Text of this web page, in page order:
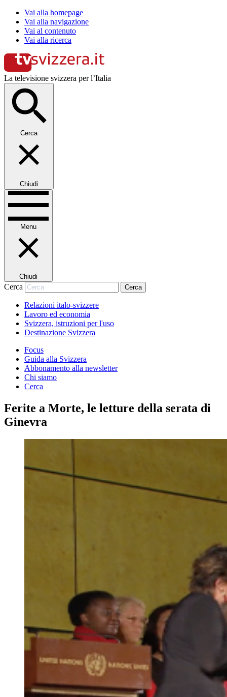
Vai alla homepage
Vai alla navigazione
Vai al contenuto
Vai alla ricerca
La televisione svizzera per l’Italia
Cerca
Chiudi
Menu
Chiudi
Cerca Cerca
Relazioni italo-svizzere
Lavoro ed economia
Svizzera, istruzioni per l'uso
Destinazione Svizzera
Focus
Guida alla Svizzera
Abbonamento alla newsletter
Chi siamo
Cerca
Ferite a Morte, le letture della serata di
Ginevra